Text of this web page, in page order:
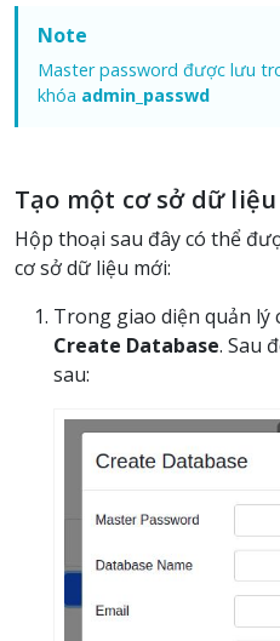
Note
Master password được lưu
khóa admin_passwd
Tạo một cơ sở dữ
Hộp thoại sau đây có thể
cơ sở dữ liệu mới:
Trong giao diện quản lý
Create Database. Sau
sau: